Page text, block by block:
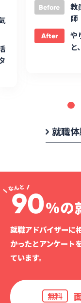
Before
教
師
After
や
と
就職
90%の
就職アドバイザーに
かったとアンケート
ています。
無料